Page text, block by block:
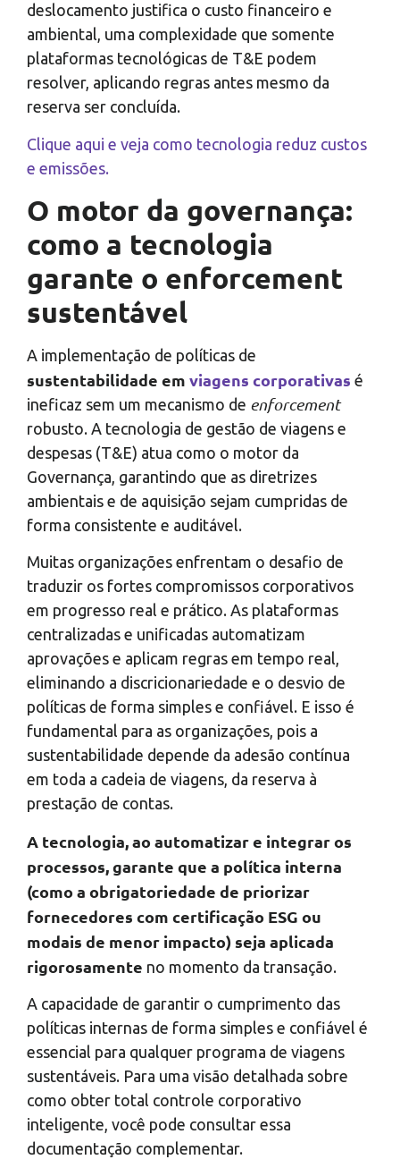
deslocamento justifica o custo financeiro e
ambiental, uma complexidade que somente
plataformas tecnológicas de T&E podem
resolver, aplicando regras antes mesmo da
reserva ser concluída.
Clique aqui e veja como tecnologia reduz custos
e emissões.
O motor da governança:
como a tecnologia
garante o enforcement
sustentável
A implementação de políticas de
sustentabilidade em viagens corporativas é
ineficaz sem um mecanismo de enforcement
robusto. A tecnologia de gestão de viagens e
despesas (T&E) atua como o motor da
Governança, garantindo que as diretrizes
ambientais e de aquisição sejam cumpridas de
forma consistente e auditável.
Muitas organizações enfrentam o desafio de
traduzir os fortes compromissos corporativos
em progresso real e prático. As plataformas
centralizadas e unificadas automatizam
aprovações e aplicam regras em tempo real,
eliminando a discricionariedade e o desvio de
políticas de forma simples e confiável. E isso é
fundamental para as organizações, pois a
sustentabilidade depende da adesão contínua
em toda a cadeia de viagens, da reserva à
prestação de contas.
A tecnologia, ao automatizar e integrar os
processos, garante que a política interna
(como a obrigatoriedade de priorizar
fornecedores com certificação ESG ou
modais de menor impacto) seja aplicada
rigorosamente no momento da transação.
A capacidade de garantir o cumprimento das
políticas internas de forma simples e confiável é
essencial para qualquer programa de viagens
sustentáveis. Para uma visão detalhada sobre
como obter total controle corporativo
inteligente, você pode consultar essa
documentação complementar.